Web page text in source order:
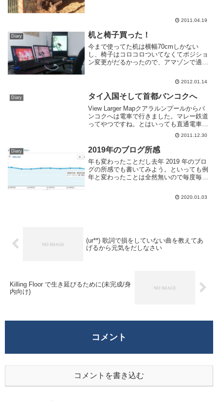
移動、カタジュタ-ウルル観光、ウルルサ
2011.04.19
Diary 机と椅子買った！
今まで使ってた机は横幅70cmしかない
し、椅子はコロコロついてなくてポジショ
ン変更がだるかったので、アマゾンで適当
置。買ったのは以下の2つ。机は横幅
120cm、これだけあるとノートPC2台にデ
ィスプレイ...
2012.01.14
Diary タイ入国そして首都バンコクへ
View Larger Mapクアラルンプールからバ
ンコクへは電車で行きました。マレー鉄道
ってやつですね。とはいっても直通電車は
ダイヤの都合上乗らず、タイのハットヤイ
で乗り換えました。タイはタイ語の文字が
独特すぎるので異国感すごい。なんて書...
2011.12.30
Diary 2019年のブログ所感
年も変わったことだし去年 2019 年のブロ
グの所感でも書いてみよう。といっても例
年と変わったことは全然無いので毎度毎度
にはほぼ毎日書いている事になる。書いて
2020.01.03
(ur**) 歌詞で損をしていない曲を教えてあ
げるから元気をだしなさい
Killing Floor で生き延びるために(未完成/身
内向け)
コメント
コメントを書き込む